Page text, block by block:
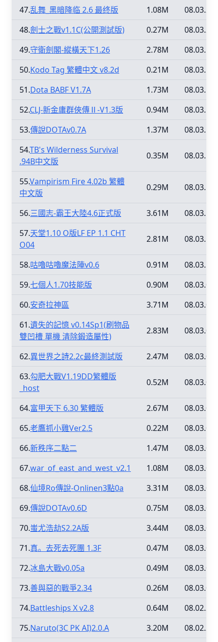
47.乱舞_黑暗降临 2.6 最终版 1.08M
08.03.20
48.劍士之戰v1.1C(公開測試版) 0.27M
08.03.20
49.守衛劍閣-縱橫天下1.26 2.78M
08.03.16
50.Kodo Tag 繁體中文 v8.2d 0.21M
08.03.16
51.Dota BABF V1.7A 1.73M
08.03.16
52.CLJ-新金庸群俠傳Ⅱ-V1.3版 0.94M
08.03.16
53.傳說DOTAv0.7A 1.37M
08.03.16
54.TB's Wilderness Survival
.94B中文版
0.35M 08.03.16
55.Vampirism Fire 4.02b 繁體
中文版
0.29M 08.03.16
56.三國志-霸王大陸4.6正式版 3.61M
08.03.16
57.天堂1.10 O版LF EP 1.1 CHT
O04
2.81M 08.03.16
58.咕嚕咕嚕魔法陣v0.6 0.91M
08.03.16
59.七個人1.70技能版 0.90M
08.03.01
60.安奇拉神區 3.71M
08.03.01
61.遺失的記憶 v0.14Sp1(刷物品
雙凹槽 單機 清除鍛造屬性)
2.83M 08.03.01
62.異世界之詩2.2c最終測試版 2.47M
08.03.01
63.勾肥大戰V1.19DD繁體版
_host
0.52M 08.03.01
64.富甲天下 6.30 繁體版 2.67M
08.03.01
65.老鷹抓小雞Ver2.5 0.22M
08.03.01
66.新秩序二點二 1.47M
08.03.01
67.war_of_east_and_west_v2.1 1.08M
08.03.01
68.仙境Ro傳說-Onlinen3點0a 3.31M
08.03.01
69.傳說DOTAv0.6D 0.75M
08.03.01
70.蚩尤浩劫S2.2A版 3.44M
08.03.01
71.真。去死去死團 1.3F 0.47M
08.03.01
72.冰島大戰v0.05a 0.49M
08.03.01
73.善與惡的戰爭2.34 0.26M
08.03.01
74.Battleships X v2.8 0.64M
08.02.26
75.Naruto(3C PK AI)2.0.A 3.20M
08.02.26